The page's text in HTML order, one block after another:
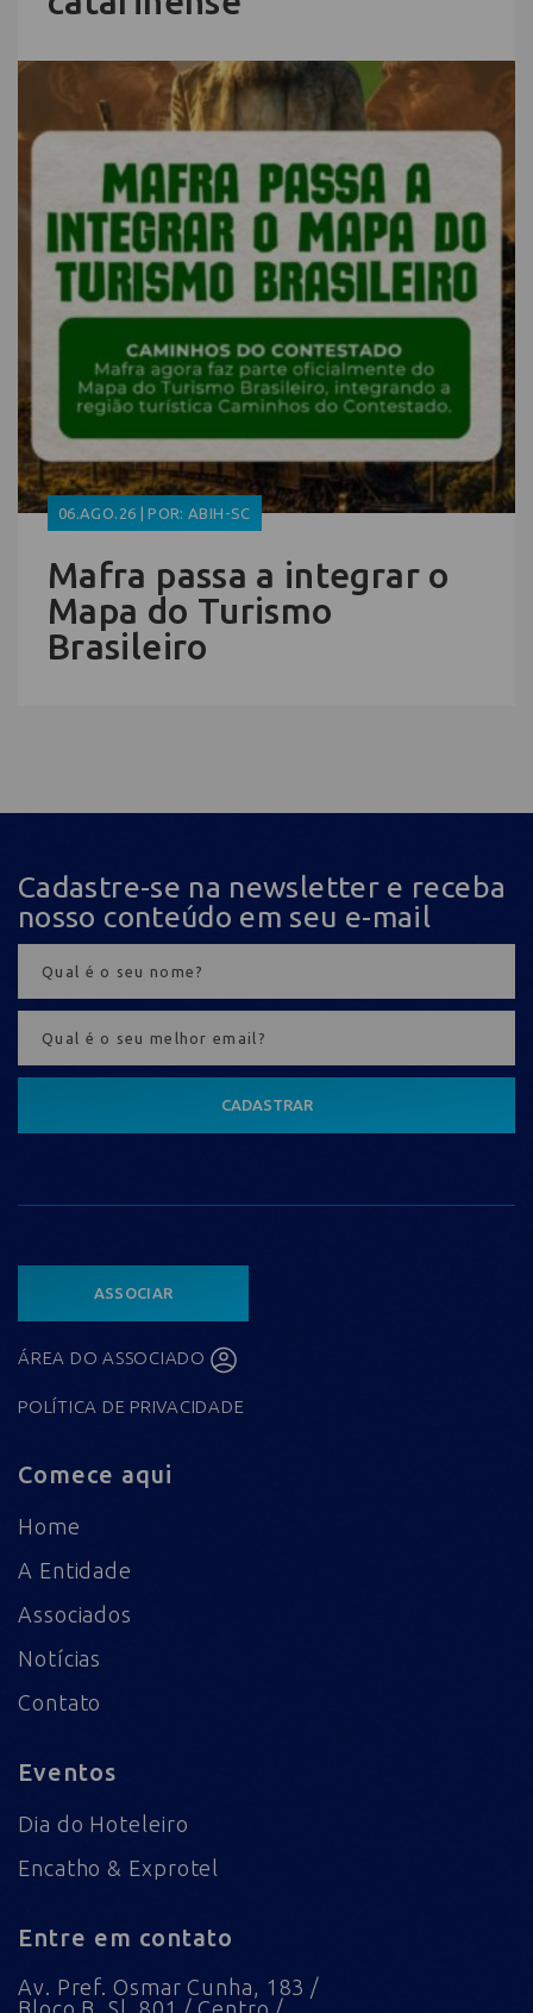
06.AGO.26 | POR: ABIH-SC
Mafra passa a integrar o
Mapa do Turismo
Brasileiro
Cadastre-se na newsletter e receba
nosso conteúdo em seu e-mail
CADASTRAR
ASSOCIAR
ÁREA DO ASSOCIADO
POLÍTICA DE PRIVACIDADE
Comece aqui
Home
A Entidade
Associados
Notícias
Contato
Eventos
Dia do Hoteleiro
Encatho & Exprotel
Entre em contato
Av. Pref. Osmar Cunha, 183 /
Bloco B, Sl. 801 / Centro /